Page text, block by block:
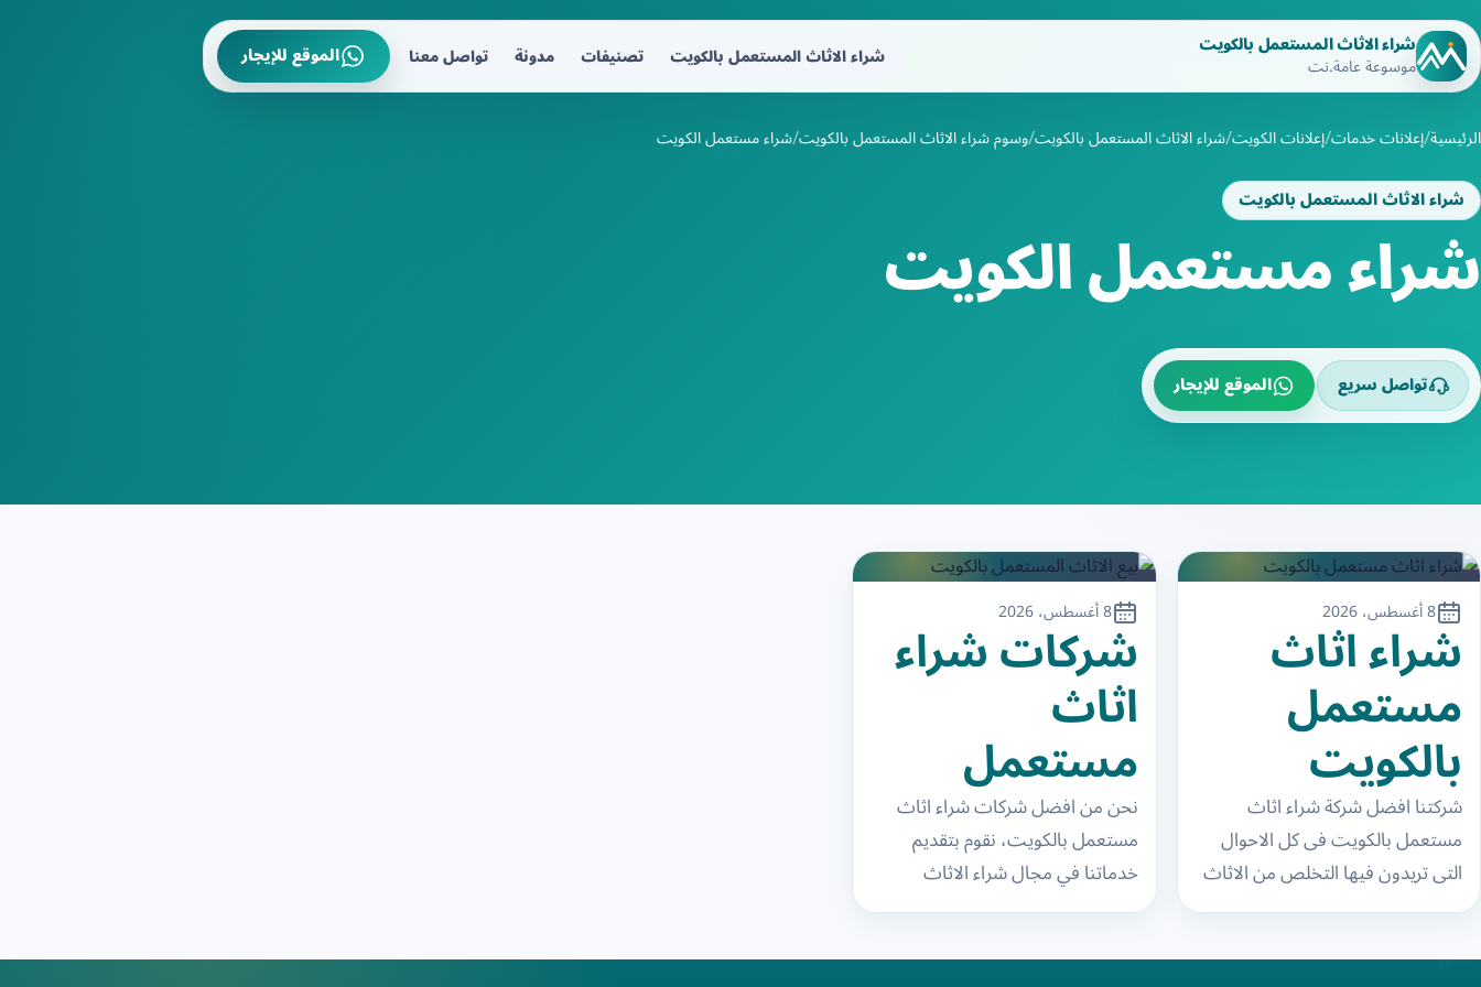
شراء الاثاث المستعمل بالكويت
موسوعة عامة.نت شراء الاثاث المستعمل بالكويت تصنيفات مدونة تواصل معنا الموقع للإيجار
الرئيسية إعلانات خدمات إعلانات الكويت شراء الاثاث المستعمل بالكويت وسوم شراء الاثاث المستعمل بالكويت شراء مستعمل الكويت
شراء الاثاث المستعمل بالكويت
شراء مستعمل الكويت
تواصل سريع الموقع للإيجار
8 أغسطس، 2026
شراء اثاث
مستعمل
بالكويت
شركتنا افضل شركة شراء اثاث
مستعمل بالكويت فى كل الاحوال
التى تريدون فيها التخلص من الاثاث
القديم والعفش القديم والاجهزة
8 أغسطس، 2026
شركات شراء
اثاث
مستعمل
بالكويت
نحن من افضل شركات شراء اثاث
مستعمل بالكويت، نقوم بتقديم
خدماتنا في مجال شراء الاثاث
المستعمل الكويت بأسعار تتناسب